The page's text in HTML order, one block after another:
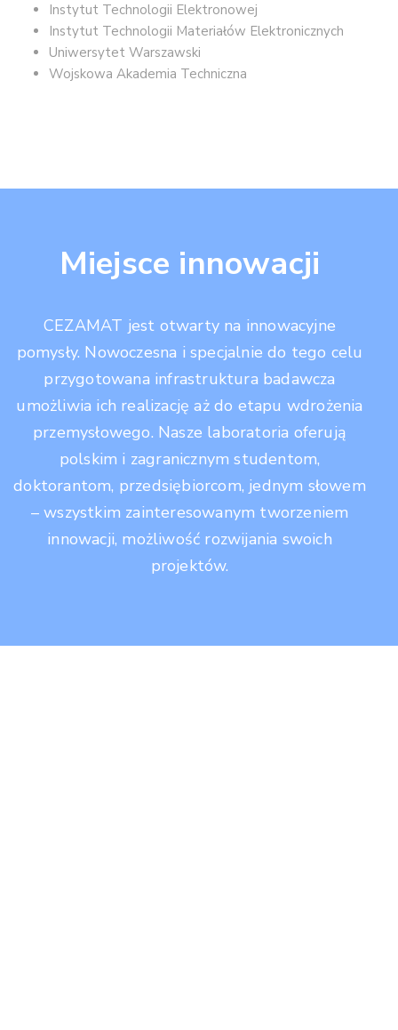
Instytut Technologii Elektronowej
Instytut Technologii Materiałów Elektronicznych
Uniwersytet Warszawski
Wojskowa Akademia Techniczna
Miejsce innowacji
CEZAMAT jest otwarty na innowacyjne
pomysły. Nowoczesna i specjalnie do tego celu
przygotowana infrastruktura badawcza
umożliwia ich realizację aż do etapu wdrożenia
przemysłowego. Nasze laboratoria oferują
polskim i zagranicznym studentom,
doktorantom, przedsiębiorcom, jednym słowem
– wszystkim zainteresowanym tworzeniem
innowacji, możliwość rozwijania swoich
projektów.